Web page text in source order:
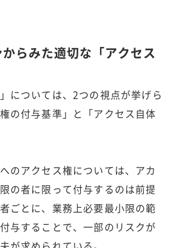
らみた適切な「アクセス
については、2つの視点が挙げら
の付与基準」と「アクセス自体
のアクセス権については、アカ
の者に限って付与するのは前提
ごとに、業務上必要最小限の範
与することで、一部のリスクが